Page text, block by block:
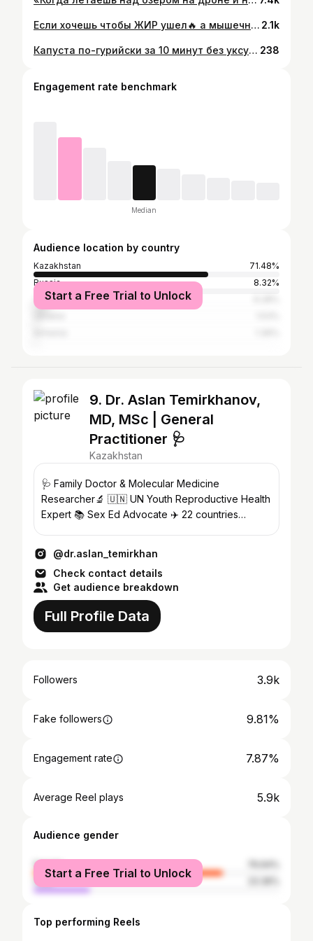
Если хочешь чтобы ЖИР ушел🔥 а мышечная масса осталось, тогда готовь эту ВКУСНЯШКУ😍🔥 Киндер пингви -8 кг за 2 месяца Мобилограф @gabidolla_kapashev 🔥 Подпишись @zh.aynur.life , если хочешь еще больше рецептов для похудения Ингредиенты: БИСКВИТ: › Мука гречневая(можетк любую) - 60 гр Белок 150 гр › Кефир 100 мл Разрыхлитель 2 гр сахзам по вкусу Какао 15 гр Кипяток 30 гр (3 столовых ложек) КРЕМ: Желатин 10гр Творог 5% 1 пачки (у меня 2 пачки было много) Греческий йогурт 100 гр сах зам по вкусу ванилин по вкусу 1.В миске смешиваем муку, разрыхлитель, сах зам и кефир. 2.Отдельно заливаем кипятком какао, и отправляем к основной массе. 3. Тщательно перемешиваем и выливаем смесь в яичные белки, которые заранее вбиваем до крепких пиков. 4. Аккуратно перемешиваем венчиком, выливаем в форму, и отправляем запекаться на 25 мин при 180 градусах. 5. Теперь в миске смешиваем творог, греческий йогурт, ванилин и сах зам 6. Перемешиваем, выливаем растопленные желатин, и пробиваем погружным блендером до одного состояния. 7.Готовый корж разрезаем на 2 ровные части, выливаем творожную смесь и накрываем вторым коржем. 8. Отправляем в холодильник на 1 час. 9. Затем достаем, нарезаем на части и пробуем В сторис @zh.aynur.life показываю как улучшаю свою жизнь, засчет бега и здоровых завтраков, еще делюсь полезными лайфхаками для похудения, заглядывай😉 #здоровье #здоровыйперекус #здороваяеда #многобелка #белковая бомба #здороваяеда #здоровыйобразжизни #здоровоепитание 2.1k
Капуста по-гурийски за 10 минут без уксуса с СЕКРЕТНЫМ ингредиентом Это рецепт капусты моей тети, который я впервые решила приготовить сама Получилось невозможно вкусно, и у вас тоже получится! Берём: в капуста - к еально вкусно! Свекла - 300гр Морковь - 200гр Для рассола: Вода - 1л Крупная соль - 1 ст.л. Горчичный порошок - 1ст.л. *советую сразу сварить 2л, чтобы точно хватило Порезать • всё, как на видео, или как сами хотите, и уложить в большую ёмкость слоями: капуста-свекла-морковь-капуста и т.д. Довести рассол до кипения и сразу залить наши овощи. Сделать компресс (придавить сверху тарелочкой немного, чтобы все овощи точно были покрыты рассолом) * Накрыть крышкой и убрать в тёплое место на 3 дня. И самое сложное - ждать!🤪 Всем приятного аппетита, будьте здоровы😊🫶🏽 238
Engagement rate benchmark
Median
Audience location by country
Kazakhstan
71.48%
Russia
8.32%
Turkey
Start a Free Trial to Unlock
9. Dr. Aslan Temirkhanov,
MD, MSc | General
Practitioner 🩺
Kazakhstan
🩺 Family Doctor & Molecular Medicine
Researcher🔬 🇺🇳 UN Youth Reproductive Health
Expert 📚 Sex Ed Advocate ✈️ 22 countries
@dr.aslan_temirkhan
Check contact details
Get audience breakdown
Full Profile Data
Followers 3.9k
Fake followers 9.81%
Engagement rate 7.87%
Average Reel plays 5.9k
Audience gender
female
male
Start a Free Trial to Unlock
Top performing Reels